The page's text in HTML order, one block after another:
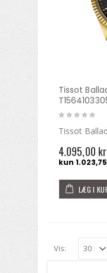
Tissot
Tissot
4.095,00 kr
LÆG I
Vis: